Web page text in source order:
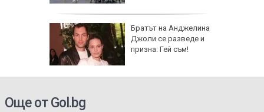
Братът на Анджелина
Джоли се разведе и
призна: Гей съм!
Още от Gol.bg